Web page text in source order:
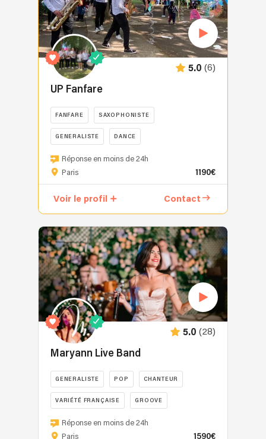
5.0 (6)
UP Fanfare
FANFARE SAXOPHONISTE
GENERALISTE DANCE
Le
UP
répertoire
éclectique,
nous
revisitons
avec
fraîcheur
et
originalités
les
plus
standards
de
la
françaises,
Réponse en moins de 24h
Paris
1190€
Voir le profil Contact
5.0 (28)
Maryann Live Band
GENERALISTE POP CHANTEUR
VARIÉTÉ FRANÇAISE GROOVE
Maryann
Live
Réponse en moins de 24h
Paris
1590€